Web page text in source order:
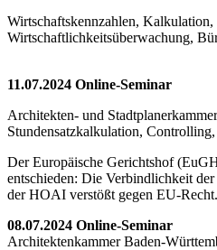
Wirtschaftskennzahlen, Kalkulation,
Wirtschaftlichkeitsüberwachung,
11.07.2024 Online-Seminar
Architekten- und
Stundensatzkalkulation,
Der Europäische Gerichtshof
entschieden: Die Verbindlichkeit
der HOAI verstößt gegen EU-Recht.
08.07.2024 Online-Seminar
Architektenkammer Baden-